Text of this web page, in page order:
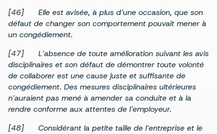
[46]
Elle est avisée, à plus d’une occasion, que son
défaut de changer son comportement pouvait mener à
un congédiement.
[47]
L’absence de toute amélioration suivant les avis
disciplinaires et son défaut de démontrer toute volonté
de collaborer est une cause juste et suffisante de
congédiement. Des mesures disciplinaires ultérieures
n’auraient pas mené à amender sa conduite et à la
rendre conforme aux attentes de l’employeur.
[48]
Considérant la petite taille de l’entreprise et le